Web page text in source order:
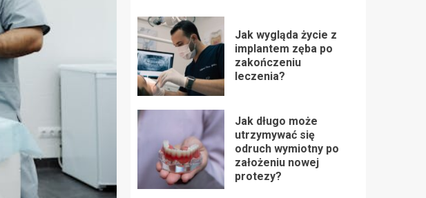
Jak wygląda życie z
implantem zęba po
zakończeniu
leczenia?
Jak długo może
utrzymywać się
odruch wymiotny po
założeniu nowej
protezy?